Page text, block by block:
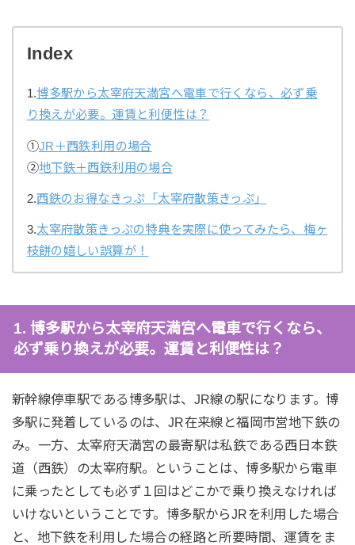
Index
1.博多駅から太宰府天満宮へ電車で行くなら、必ず乗
り換えが必要。運賃と利便性は？
①JR＋西鉄利用の場合
②地下鉄＋西鉄利用の場合
2.西鉄のお得なきっぷ「太宰府散策きっぷ」
3.太宰府散策きっぷの特典を実際に使ってみたら、梅ヶ
枝餅の嬉しい誤算が！
1. 博多駅から太宰府天満宮へ電車で行くなら、
必ず乗り換えが必要。運賃と利便性は？
新幹線停車駅である博多駅は、JR線の駅になります。博
多駅に発着しているのは、JR在来線と福岡市営地下鉄の
み。一方、太宰府天満宮の最寄駅は私鉄である西日本鉄
道（西鉄）の太宰府駅。ということは、博多駅から電車
に乗ったとしても必ず１回はどこかで乗り換えなければ
いけないということです。博多駅からJRを利用した場合
と、地下鉄を利用した場合の経路と所要時間、運賃をま